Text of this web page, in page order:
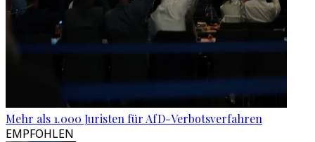
Mehr als 1.000 Juristen für AfD-Verbotsverfahren
EMPFOHLEN